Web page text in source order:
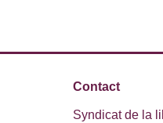
Contact
Syndicat de la